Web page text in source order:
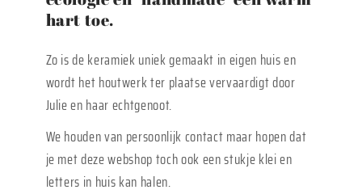
hart toe.
Zo is de keramiek uniek gemaakt in eigen huis en
wordt het houtwerk ter plaatse vervaardigt door
Julie en haar echtgenoot.
We houden van persoonlijk contact maar hopen dat
je met deze webshop toch ook een stukje klei en
letters in huis kan halen.